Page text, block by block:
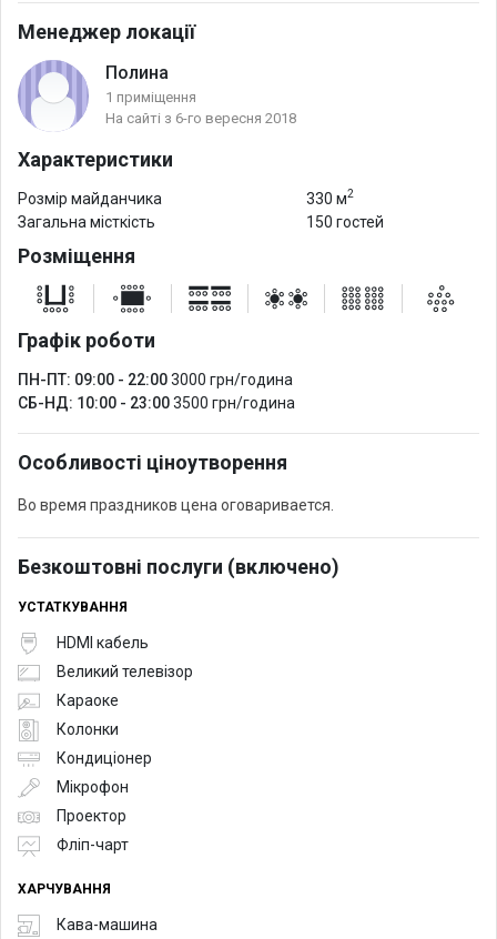
Менеджер локації
Полина
1 приміщення
На сайті з 6-го вересня 2018
Характеристики
Розмір майданчика 330 м2
Загальна місткість 150 гостей
Розміщення
Графік роботи
ПН-ПТ: 09:00 - 22:003000 грн/година
СБ-НД: 10:00 - 23:003500 грн/година
Особливості ціноутворення
Во время праздников цена оговаривается.
Безкоштовні послуги (включено)
УСТАТКУВАННЯ
HDMI кабель
Великий телевізор
Караоке
Колонки
Кондиціонер
Мікрофон
Проектор
Фліп-чарт
ХАРЧУВАННЯ
Кава-машина